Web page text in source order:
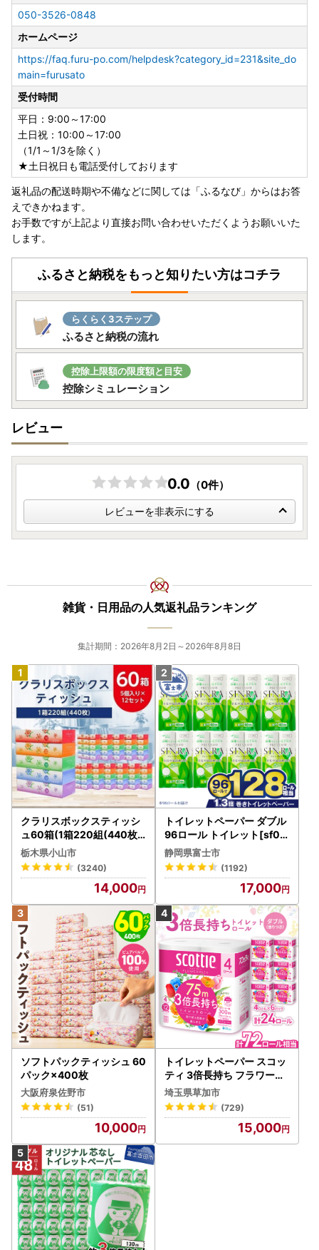
し、メニューに沿って手続きを行ってください。
「ワンストップ特例申請書」はインターネットからもご入手
いただけます。
下記の手順に従ってご活用ください。
〔申請書入手方法と送付先〕
①下記URLから申請書をダウンロ ー ド
https://www.furusato-tax.jp/about/onestop
②必要事項を記入し、個人番号及び本人確認書類を同封。
③さいたま市へ郵送：翌年1月10日必着
＜送付先＞〒330-9588埼玉県さいたま市浦和区常盤6-4-4
さいたま市 財政課 さいたま市『ふるさと応援』
寄附担当宛
050-3526-0848
ホームページ
https://faq.furu-po.com/helpdesk?category_id=231&site_do
main=furusato
受付時間
平日：9:00～17:00
土日祝：10:00～17:00
（1/1～1/3を除く）
★土日祝日も電話受付しております
返礼品の配送時期や不備などに関しては「ふるなび」からはお答
えできかねます。
お手数ですが上記より直接お問い合わせいただくようお願いいた
します。
ふるさと納税をもっと知りたい方はコチラ
らくらく3ステップ
ふるさと納税の流れ
控除上限額の限度額と目安
控除シミュレーション
レビュー
0.0 （0件）
レビューを非表示にする
雑貨・日用品の人気返礼品ランキング
集計期間：2026年8月2日～2026年8月8日
クラリスボックスティッシ
ュ60箱(1箱220組(440枚))
(5個入り×12セット)【配送
不可地域：離島・沖縄県】
【1256759】
栃木県小山市
(3240)
14,000
トイレットペーパー ダブル
96ロール トイレット[sf00
1-012]
静岡県富士市
(1192)
17,000
ソフトパックティッシュ 60
パック×400枚
大阪府泉佐野市
(51)
10,000
トイレットペーパー スコッ
ティ 3倍長持ち フラワーパ
ック 4ロール×6P
埼玉県草加市
(729)
15,000